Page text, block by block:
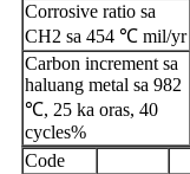
Corrosive ratio sa
CH2 sa 454 ℃ mil/yr
Carbon increment sa
haluang metal sa 982
℃, 25 ka oras, 40
cycles%
Code